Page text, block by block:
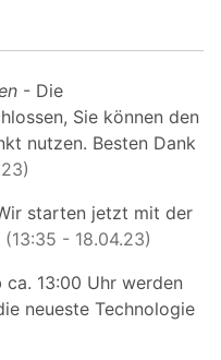
- Die
Sie können den
nutzen. Besten Dank
starten jetzt mit der
(13:35 - 18.04.23)
13:00 Uhr werden
neueste Technologie